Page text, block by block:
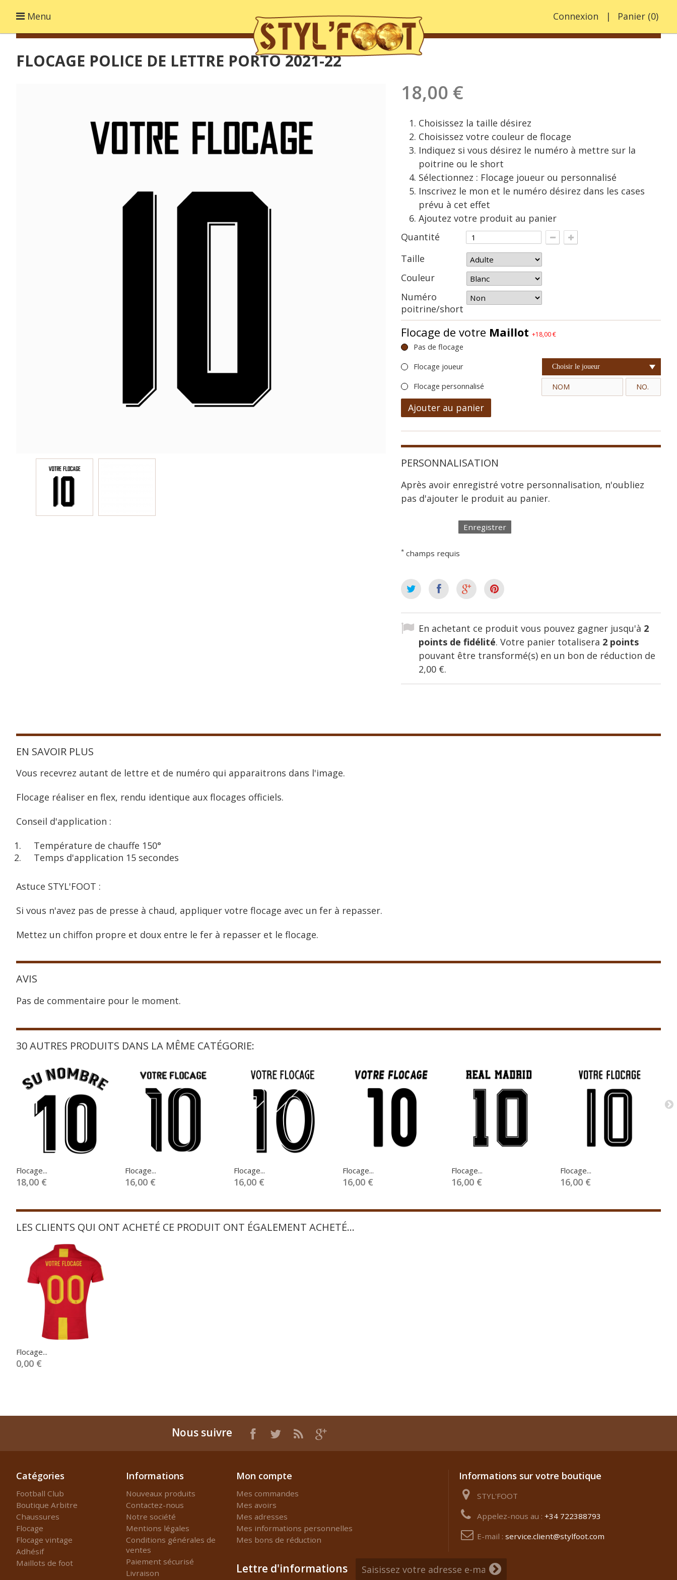
Panier (0)
Connexion
Menu
FLOCAGE POLICE DE LETTRE PORTO 2021-22
18,00 €
Choisissez la taille désirez
Choisissez votre couleur de flocage
Indiquez si vous désirez le numéro à mettre sur la
poitrine ou le short
Sélectionnez : Flocage joueur ou personnalisé
Inscrivez le mon et le numéro désirez dans les cases
prévu à cet effet
Ajoutez votre produit au panier
Quantité
Taille
Couleur
Numéro
poitrine/short
Flocage de votre Maillot +18,00 €
Pas de flocage
Flocage joueur Choisir le joueur
Flocage personnalisé
Ajouter au panier
PERSONNALISATION
Après avoir enregistré votre personnalisation, n'oubliez
pas d'ajouter le produit au panier.
Enregistrer
* champs requis
En achetant ce produit vous pouvez gagner jusqu'à 2
points de fidélité. Votre panier totalisera 2 points
pouvant être transformé(s) en un bon de réduction de
2,00 €.
EN SAVOIR PLUS
Vous recevrez autant de lettre et de numéro qui apparaitrons dans l'image.
Flocage réaliser en flex, rendu identique aux flocages officiels.
Conseil d'application :
Température de chauffe 150°
Temps d'application 15 secondes
Astuce STYL'FOOT :
Si vous n'avez pas de presse à chaud, appliquer votre flocage avec un fer à repasser.
Mettez un chiffon propre et doux entre le fer à repasser et le flocage.
AVIS
Pas de commentaire pour le moment.
30 AUTRES PRODUITS DANS LA MÊME CATÉGORIE:
Flocage...
18,00 €
Flocage...
16,00 €
Flocage...
16,00 €
Flocage...
16,00 €
Flocage...
16,00 €
Flocage...
16,00 €
LES CLIENTS QUI ONT ACHETÉ CE PRODUIT ONT ÉGALEMENT ACHETÉ...
Flocage...
0,00 €
Nous suivre
Catégories
Football Club
Boutique Arbitre
Chaussures
Flocage
Flocage vintage
Adhésif
Maillots de foot
Informations
Nouveaux produits
Contactez-nous
Notre société
Mentions légales
Conditions générales de
ventes
Paiement sécurisé
Livraison
Mon compte
Mes commandes
Mes avoirs
Mes adresses
Mes informations personnelles
Mes bons de réduction
Informations sur votre boutique
STYL'FOOT
Appelez-nous au :+34 722388793
E-mail :service.client@stylfoot.com
Lettre d'informations